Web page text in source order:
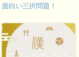
面白い三択問題！